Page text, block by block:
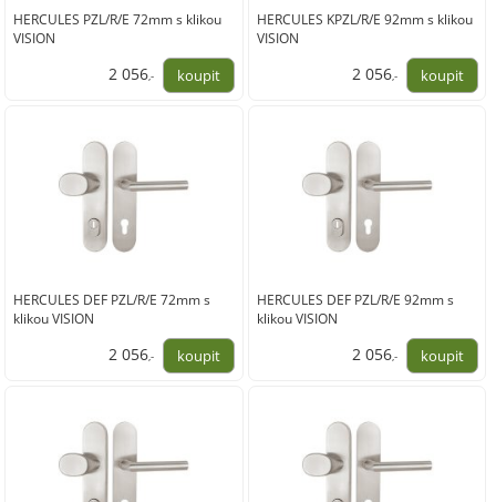
HERCULES PZL/R/E 72mm s klikou
VISION
2 056,-
HERCULES KPZL/R/E 92mm s klikou
VISION
2 056,-
HERCULES DEF PZL/R/E 72mm s
klikou VISION
2 056,-
HERCULES DEF PZL/R/E 92mm s
klikou VISION
2 056,-